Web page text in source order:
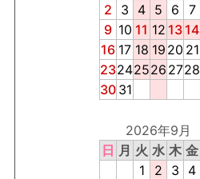
2
3 4 5 6 7
9 10 11 12 13 14
16 17 18 19 20 21
23242526 2728
30 31
2026年9月
日 月 火 水 木 金
1
2 3 4